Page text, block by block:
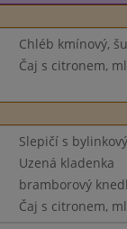
Chléb kmínový,
Čaj s citronem,
Slepičí s
Uzená kladenka
bramborový
Čaj s citronem,